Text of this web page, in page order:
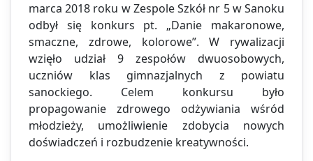
marca 2018 roku w Zespole Szkół nr 5 w Sanoku
odbył się konkurs pt. „Danie makaronowe,
smaczne, zdrowe, kolorowe”. W rywalizacji
wzięło udział 9 zespołów dwuosobowych,
uczniów klas gimnazjalnych z powiatu
sanockiego. Celem konkursu było
propagowanie zdrowego odżywiania wśród
młodzieży, umożliwienie zdobycia nowych
doświadczeń i rozbudzenie kreatywności.